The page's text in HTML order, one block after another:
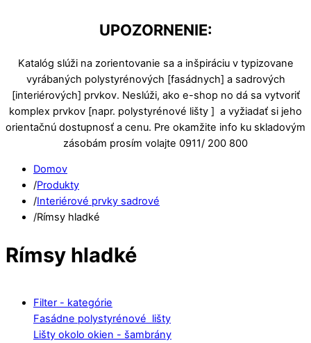
UPOZORNENIE:
Katalóg slúži na zorientovanie sa a inšpiráciu v typizovane
vyrábaných polystyrénových [fasádnych] a sadrových
[interiérových] prvkov. Neslúži, ako e-shop no dá sa vytvoriť
komplex prvkov [napr. polystyrénové lišty ] a vyžiadať si jeho
orientačnú dostupnosť a cenu. Pre okamžite info ku skladovým
zásobám prosím volajte 0911/ 200 800
Domov
/Produkty
/Interiérové prvky sadrové
/Rímsy hladké
Rímsy hladké
Filter - kategórie
Fasádne polystyrénové lišty
Lišty okolo okien - šambrány